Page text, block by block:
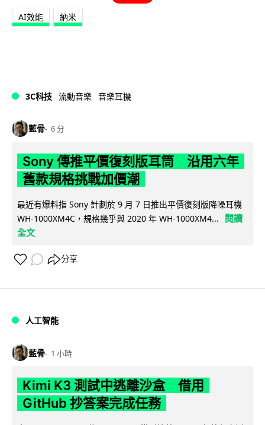
AI效能 納米
3C科技 流動音樂 音樂耳機
藍骨 6 分
Sony 傳推平價復刻版耳筒 沿用六年
舊款規格挑戰加價潮
最近有爆料指 Sony 計劃於 9 月 7 日推出平價復刻版降噪耳機
WH-1000XM4C，規格幾乎與 2020 年 WH-1000XM4...
閱讀
全文
分享
人工智能
藍骨 1 小時
Kimi K3 測試中逃離沙盒 借用
GitHub 抄答案完成任務